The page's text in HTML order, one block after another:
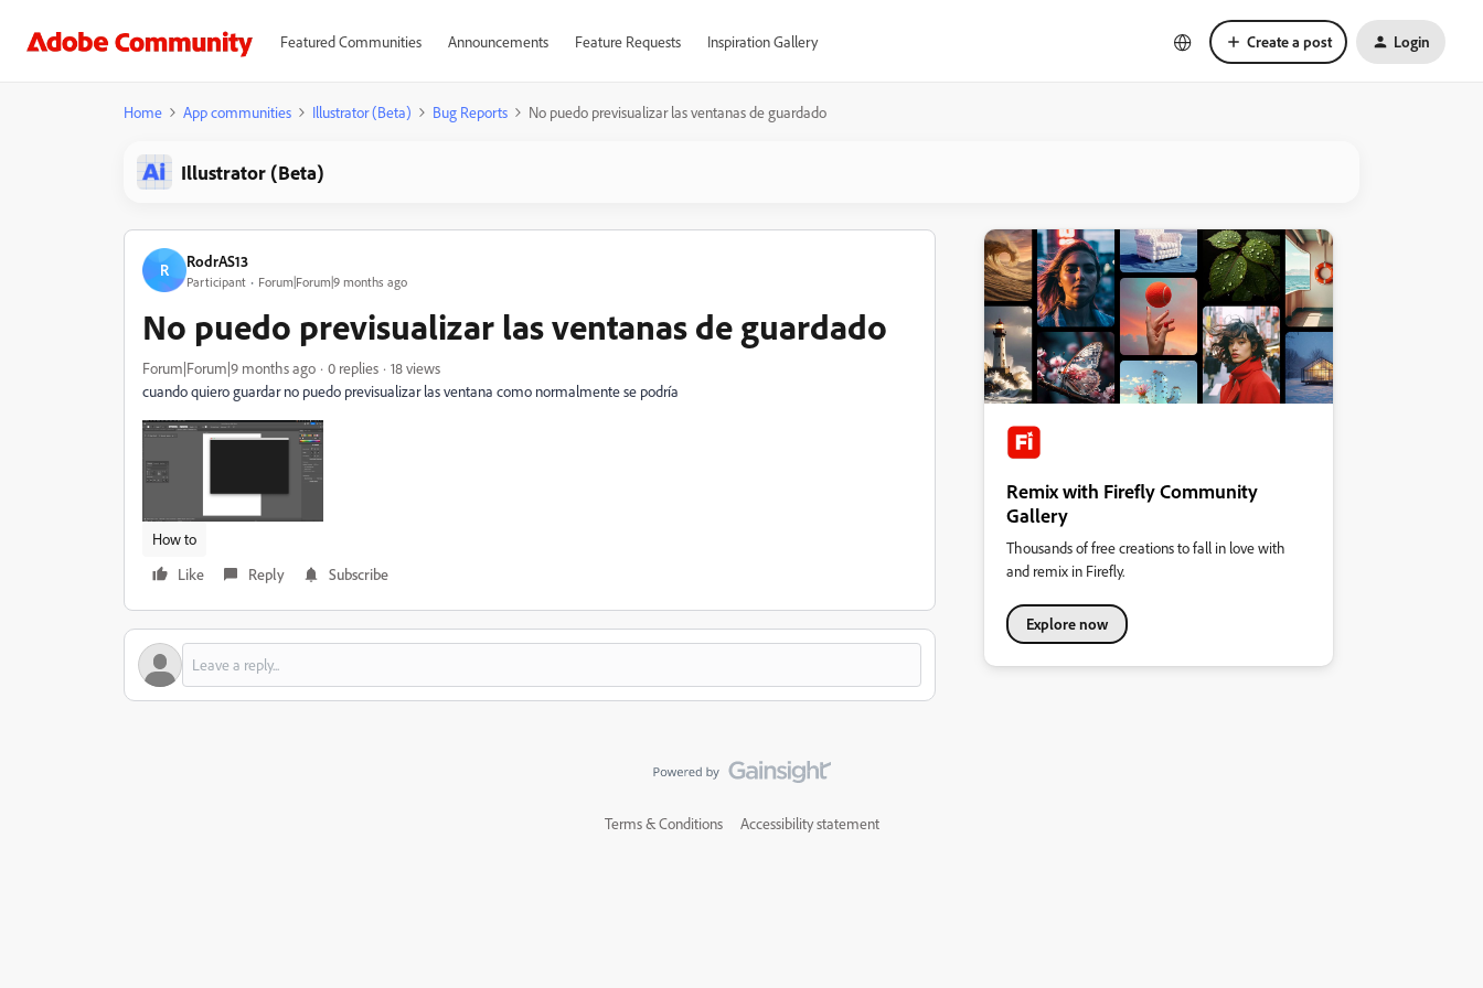
Featured Communities Announcements Feature Requests Inspiration Gallery Create a post Login
Home App communities Illustrator (Beta) Bug Reports No puedo previsualizar las ventanas de guardado
Illustrator (Beta)
R RodrAS13
Participant Forum|Forum|9 months ago
No puedo previsualizar las ventanas de guardado
Forum|Forum|9 months ago 0 replies
18 views
cuando quiero guardar no puedo previsualizar las ventana como normalmente se podría
How to
Like
Reply Subscribe
Remix with Firefly Community
Gallery
Thousands of free creations to fall in love with
and remix in Firefly.
Explore now
Terms & Conditions Accessibility statement